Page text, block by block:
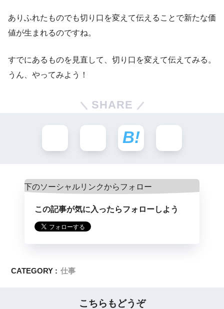
ありふれたものでも切り口を変えて伝えることで新たな価
値が生まれるのですね。
すでにあるものを見直して、切り口を変えて伝えてみる。
うん、やってみよう！
SHARE
この記事が気に入ったらフォローしよう
CATEGORY : 仕事
こちらもどうぞ